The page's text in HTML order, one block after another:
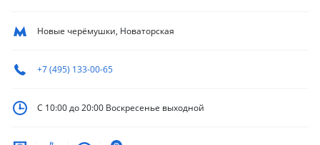
Новые черёмушки, Новаторская
+7 (495) 133-00-65
С 10:00 до 20:00 Воскресенье выходной